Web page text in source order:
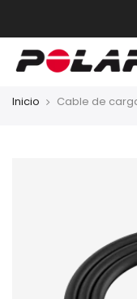
contendio
Inicio Cable de